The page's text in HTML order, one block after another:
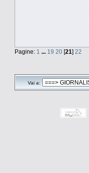
Pagine: 1 ... 19 20 [21] 22
Vai a: